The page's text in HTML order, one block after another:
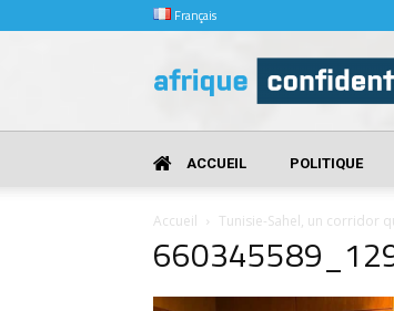
Français
Confidentielle
ACCUEIL POLITIQUE
Accueil Tunisie-Sahel, un corridor